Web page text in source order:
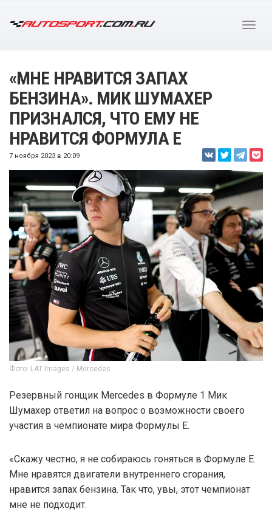
«МНЕ НРАВИТСЯ ЗАПАХ
БЕНЗИНА». МИК ШУМАХЕР
ПРИЗНАЛСЯ, ЧТО ЕМУ НЕ
НРАВИТСЯ ФОРМУЛА E
7 ноября 2023 в 20:09
Фото: LAT Images / Mercedes
Резервный гонщик Mercedes в Формуле 1 Мик
Шумахер ответил на вопрос о возможности своего
участия в чемпионате мира Формулы E.
«Скажу честно, я не собираюсь гоняться в Формуле E.
Мне нравятся двигатели внутреннего сгорания,
нравится запах бензина. Так что, увы, этот чемпионат
мне не подходит.